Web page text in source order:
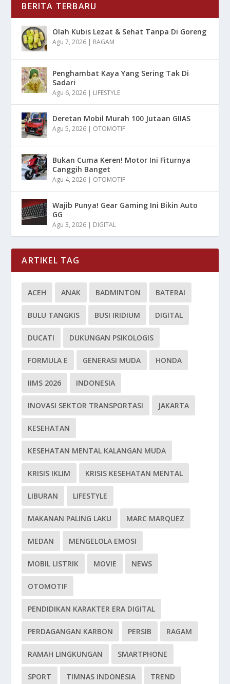
BERITA TERBARU
Olah Kubis Lezat & Sehat Tanpa Di Goreng
Agu 7, 2026 RAGAM
Penghambat Kaya Yang Sering Tak Di
Sadari
Agu 6, 2026 LIFESTYLE
Deretan Mobil Murah 100 Jutaan GIIAS
Agu 5, 2026 OTOMOTIF
Bukan Cuma Keren! Motor Ini Fiturnya
Canggih Banget
Agu 4, 2026 OTOMOTIF
Wajib Punya! Gear Gaming Ini Bikin Auto
GG
Agu 3, 2026 DIGITAL
ARTIKEL TAG
ACEH ANAK BADMINTON BATERAI
BULU TANGKIS BUSI IRIDIUM DIGITAL
DUCATI DUKUNGAN PSIKOLOGIS
FORMULA E GENERASI MUDA HONDA
IIMS 2026 INDONESIA
INOVASI SEKTOR TRANSPORTASI JAKARTA
KESEHATAN
KESEHATAN MENTAL KALANGAN MUDA
KRISIS IKLIM KRISIS KESEHATAN MENTAL
LIBURAN LIFESTYLE
MAKANAN PALING LAKU MARC MARQUEZ
MEDAN MENGELOLA EMOSI
MOBIL LISTRIK MOVIE NEWS
OTOMOTIF
PENDIDIKAN KARAKTER ERA DIGITAL
PERDAGANGAN KARBON PERSIB RAGAM
RAMAH LINGKUNGAN SMARTPHONE
SPORT TIMNAS INDONESIA TREND